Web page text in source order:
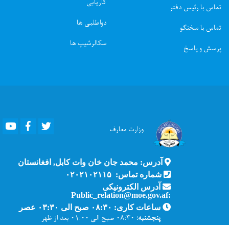
تماس با رئیس دفتر
تماس با سخنگو
پرسش و پاسخ
دواطلبی ها
سکالرشیپ ها
وزارت معارف Youtube Facebook
آدرس: محمد جان خان وات کابل, افغانستان
شماره تماس: ۰۲۰۲۱۰۲۱۱۵
آدرس الکترونیکی
:Public_relation@moe.gov.af
ساعات کاری: ۰۸:۳۰ صبح الی ۰۳:۳۰ عصر
پنجشنبه: